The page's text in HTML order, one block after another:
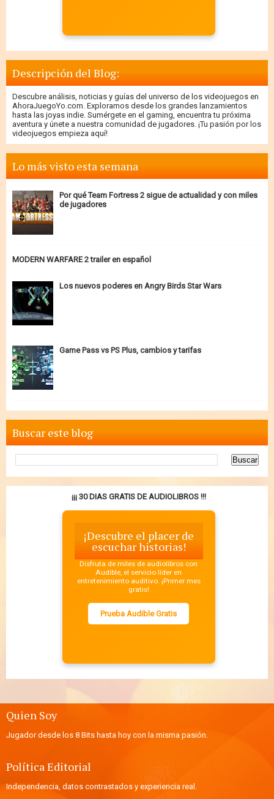
Descripción del Blog:
Descubre análisis, noticias y guías del universo de los videojuegos en
AhoraJuegoYo.com. Exploramos desde los grandes lanzamientos
hasta las joyas indie. Sumérgete en el gaming, encuentra tu próxima
aventura y únete a nuestra comunidad de jugadores. ¡Tu pasión por los
videojuegos empieza aquí!
Lo más visto esta semana
Por qué Team Fortress 2 sigue de actualidad y con miles
de jugadores
MODERN WARFARE 2 trailer en español
Los nuevos poderes en Angry Birds Star Wars
Game Pass vs PS Plus, cambios y tarifas
Buscar este blog
¡¡¡ 30 DIAS GRATIS DE AUDIOLIBROS !!!
¡Descubre el placer de
escuchar historias!
Disfruta de miles de audiolibros con
Audible, el servicio líder en
entretenimiento auditivo. ¡Primer mes
gratis!
Prueba Audible Gratis
Quien Soy
Jugador desde los 8 Bits hasta hoy con la misma pasión.
Política Editorial
Independencia, datos contrastados y experiencia real.